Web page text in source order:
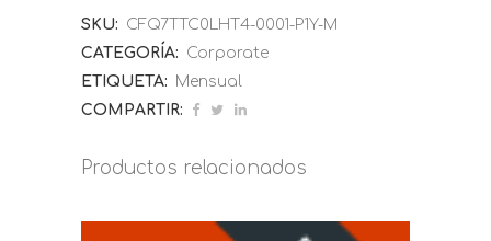
SKU: CFQ7TTC0LHT4-0001-P1Y-M
CATEGORÍA: Corporate
ETIQUETA: Mensual
COMPARTIR:
Productos relacionados